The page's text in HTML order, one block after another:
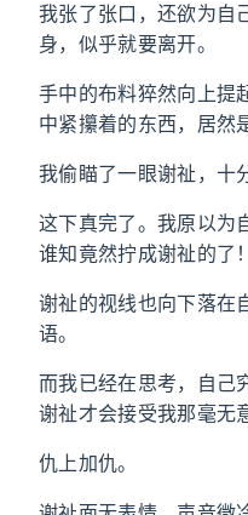
我张了张口，还欲为自
身，似乎就要离开。
手中的布料猝然向上提
中紧攥着的东西，居然
我偷瞄了一眼谢祉，十
这下真完了。我原以为
谁知竟然拧成谢祉的了！
谢祉的视线也向下落在
语。
而我已经在思考，自己
谢祉才会接受我那毫无
仇上加仇。